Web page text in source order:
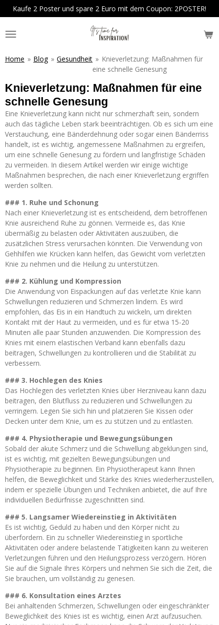
Zum
Hauptinhalt
springen
Kaufe 2 Poster und spare 2 Euro mit dem Coupon: 2POSTER!
Home » Blog » Gesundheit » Knieverletzung: Maßnahmen für
eine schnelle Genesung
Knieverletzung: Maßnahmen für eine
schnelle Genesung
Eine Knieverletzung kann nicht nur schmerzhaft sein, sondern
auch das tägliche Leben stark beeinträchtigen. Ob es sich um eine
Verstauchung, eine Bänderdehnung oder sogar einen Bänderriss
handelt, ist es wichtig, angemessene Maßnahmen zu ergreifen,
um eine schnelle Genesung zu fördern und langfristige Schäden
zu vermeiden. In diesem Artikel werden wir einige wichtige
Maßnahmen besprechen, die nach einer Knieverletzung ergriffen
werden sollten.
### 1. Ruhe und Schonung
Nach einer Knieverletzung ist es entscheidend, dem betroffenen
Knie ausreichend Ruhe zu gönnen. Vermeide es, das Knie
übermäßig zu belasten oder Aktivitäten auszuüben, die
zusätzlichen Stress verursachen könnten. Die Verwendung von
Gehhilfen wie Krücken kann helfen, das Gewicht vom verletzten
Knie zu nehmen und die Heilung zu unterstützen.
### 2. Kühlung und Kompression
Die Anwendung von Eispackungen auf das verletzte Knie kann
Schwellungen reduzieren und Schmerzen lindern. Es wird
empfohlen, das Eis in ein Handtuch zu wickeln, um direkten
Kontakt mit der Haut zu vermeiden, und es für etwa 15-20
Minuten alle paar Stunden anzuwenden. Die Kompression des
Knies mit einem elastischen Verband kann ebenfalls dazu
beitragen, Schwellungen zu kontrollieren und die Stabilität zu
verbessern.
### 3. Hochlegen des Knies
Das Hochlegen des verletzten Knies über Herzniveau kann dazu
beitragen, den Blutfluss zu reduzieren und Schwellungen zu
verringern. Legen Sie sich hin und platzieren Sie Kissen oder
Decken unter dem Knie, um es zu stützen und zu entlasten.
### 4. Physiotherapie und Bewegungsübungen
Sobald der akute Schmerz und die Schwellung abgeklungen sind,
ist es wichtig, mit gezielten Bewegungsübungen und
Physiotherapie zu beginnen. Ein Physiotherapeut kann Ihnen
helfen, die Beweglichkeit und Stärke des Knies wiederherzustellen,
indem er spezielle Übungen und Techniken anbietet, die auf Ihre
individuellen Bedürfnisse zugeschnitten sind.
### 5. Langsamer Wiedereinstieg in Aktivitäten
Es ist wichtig, Geduld zu haben und den Körper nicht zu
überfordern. Ein zu schneller Wiedereinstieg in sportliche
Aktivitäten oder andere belastende Tätigkeiten kann zu weiteren
Verletzungen führen und den Heilungsprozess verzögern. Hören
Sie auf die Signale Ihres Körpers und nehmen Sie sich die Zeit, die
Sie brauchen, um vollständig zu genesen.
### 6. Konsultation eines Arztes
Bei anhaltenden Schmerzen, Schwellungen oder eingeschränkter
Beweglichkeit des Knies ist es wichtig, einen Arzt aufzusuchen.